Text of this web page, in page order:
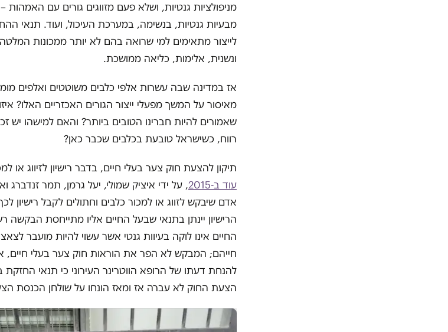
מניפולציות גנטיות, ושלא פעם מזווגים גורים עם
מבעיות גנטיות, בנשימה, במערכת העיכול, ועוד. תנאי
לייצור מתאימים למי שרואה בהם לא יותר ממכונות
ונשנית, אלימות, כליאה ממושכת.
אז במדינה שבה עשרות אלפי כלבים משוטטים ואלפים
מאיסור על המשך מפעלי ייצור הגורים האכזריים האלו?
שאמורים להיות חברינו הטובים ביותר? והאם למישהו יש
רווח, כשישראל טובעת בכלבים שכבר כאן?
תיקון להצעת חוק צער בעלי חיים, בדבר רישיון לזיווג או
עוד ב-2015
, על ידי איציק שמולי, יעל גרמן, תמר
אדם שיבקש לזווג או למכור כלבים וחתולים לקבל רישיון
הרישיון יינתן בתנאי שבעל החיים אליו מתייחסת הבקשה
החיים אינו לוקה בעיוות גנטי אשר עשוי להיות מועבר
חייהם; המבקש לא הפר את הוראות חוק צער בעלי חיים,
להנחת דעתו של הרופא הווטרינר העירוני כי תנאי החזקת
הצעת החוק לא עברה אז ומאז הונחו על שולחן הכנסת